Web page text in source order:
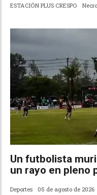
ESTACIÓN PLUS CRESPO
Un futbolista
un rayo en pleno
Deportes 05 de agosto de 2026